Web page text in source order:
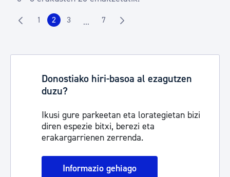
Orrialdea
1 Orrialdea
2 Orrialdea
3 ...Intermediate Pages Use TAB to navigate.
Orrialdea
7
Donostiako hiri-basoa al ezagutzen
duzu?
Ikusi gure parkeetan eta lorategietan bizi
diren espezie bitxi, berezi eta
erakargarrienen zerrenda.
Informazio gehiago